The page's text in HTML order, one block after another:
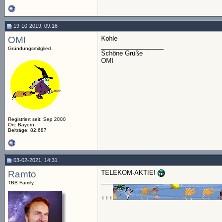
19-10-2019, 09:16
OMI
Gründungsmitglied
Registriert seit: Sep 2000
Ort: Bayern
Beiträge: 82.687
Kohle
Schöne Grüße
OMI
03-02-2021, 14:31
Ramto
TBB Family
TELEKOM-AKTIE!
+++